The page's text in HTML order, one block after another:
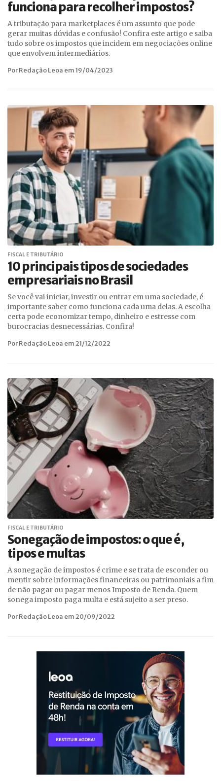
funciona para recolher impostos?
A tributação para marketplaces é um assunto que pode
gerar muitas dúvidas e confusão! Confira este artigo e saiba
tudo sobre os impostos que incidem em negociações online
que envolvem intermediários.
Por Redação Leoa em 19/04/2023
FISCAL E TRIBUTÁRIO
10 principais tipos de sociedades
empresariais no Brasil
Se você vai iniciar, investir ou entrar em uma sociedade, é
importante saber como funciona cada uma delas. A escolha
certa pode economizar tempo, dinheiro e estresse com
burocracias desnecessárias. Confira!
Por Redação Leoa em 21/12/2022
FISCAL E TRIBUTÁRIO
Sonegação de impostos: o que é,
tipos e multas
A sonegação de impostos é crime e se trata de esconder ou
mentir sobre informações financeiras ou patrimoniais a fim
de não pagar ou pagar menos Imposto de Renda. Quem
sonega imposto paga multa e está sujeito a ser preso.
Por Redação Leoa em 20/09/2022